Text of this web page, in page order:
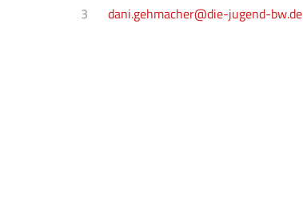
3
dani.gehmacher@die-jugend-bw.de